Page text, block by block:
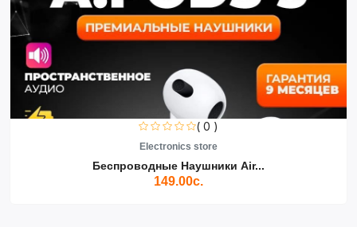
( 0 )
Electronics store
Беспроводные Наушники Air...
149.00с.